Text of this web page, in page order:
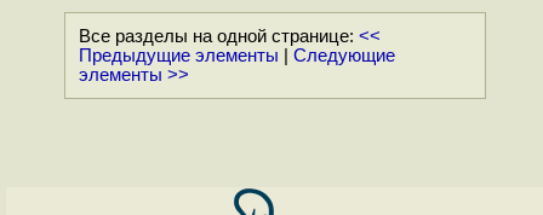
Все разделы на одной странице: <<
Предыдущие элементы
Следующие
элементы >>